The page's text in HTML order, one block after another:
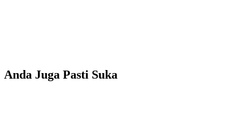
Anda Juga Pasti Suka